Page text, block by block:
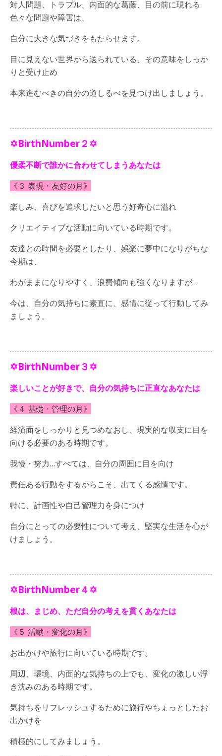
対人問題、トラブル、内面的な葛藤、目の前に現れる
色々な問題や障害は、
自分に大きな気づきをもたらせます。
目に見えない世界から送られている、その意味をしっか
りと受け止め
本来進むべきの自分の道しるべを見つけ出しましょう。
✡BirthNumber２✡
優柔不断で誰かに合わせてしまうあなたは
《３ 表現・友好の月》
楽しみ、喜びを追求したいと思う好奇心に溢れ
クリエイティブな活動に向いている時期です。
友達との時間を必要としたり、娯楽に夢中になりがちな
今期は、
わがままになりやすく、浪費傾向も強くなりますが…
今は、自分の気持ちに素直に、感情に従って行動してみ
ましょう。
✡BirthNumber３✡
楽しいことが好きで、自分の気持ちに正直なあなたは
《４ 基礎・管理の月》
経済面をしっかりと見つめなおし、現実的な収支に目を
向ける必要のある時期です。
我慢・努力…すべては、自分の周囲に目を向け
責任ある行動をするからこそ、出てくる感情です。
特に、計画性や自己管理力を身につけ
自分にとっての必要性について考え、堅実な生活を心が
けましょう。
✡BirthNumber４✡
根は、まじめ、ただ自分の考えを貫くあなたは
《５ 活動・変化の月》
お出かけや旅行に向いている時期です。
周辺、環境、内面的な気持ちの上でも、変化の激しい浮
き沈みのある時期です。
気持ちをリフレッシュするために旅行やちょっとしたお
出かけを
積極的にしてみましょう。